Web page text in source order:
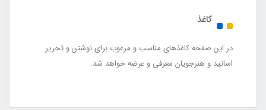
کاغذ
در این صفحه کاغذهای مناسب و مرغوب برای نوشتن و تحریر
اساتید و هنرجویان معرفی و عرضه خواهد شد.